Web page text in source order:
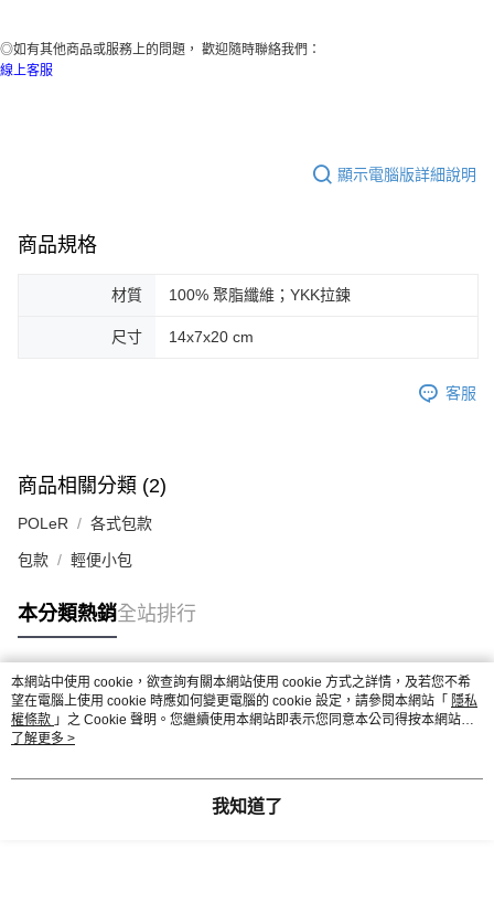
◎如有其他商品或服務上的問題， 歡迎隨時聯絡我們：
線上客服
顯示電腦版詳細說明
商品規格
材質 100% 聚脂纖維；YKK拉鍊
尺寸 14x7x20 cm
客服
商品相關分類 (2)
POLeR 各式包款
包款 輕便小包
本分類熱銷全站排行
熱門標籤
本網站中使用 cookie，欲查詢有關本網站使用 cookie 方式之詳情，及若您不希
望在電腦上使用 cookie 時應如何變更電腦的 cookie 設定，請參閱本網站「 隱私
權條款 」之 Cookie 聲明。您繼續使用本網站即表示您同意本公司得按本網站使
用條款之 Cookie 聲明使用 cookie。
了解更多 >
我知道了